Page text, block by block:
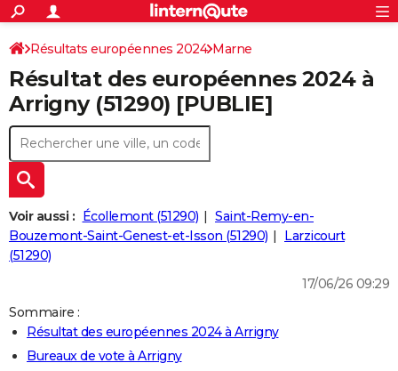
ACTUALITÉS
Politique
Société
Faits Divers
Education
Monde
Villes
+
SPORT
Coupe du monde 2026
Football
Tennis
Cyclisme
Rugby
Forum
CULTURE
Programme TV
TNT
Streaming
Cinéma
Sorties cinéma
Musique
+
FINANCE
Retraite
Impôts
Epargne
Immobilier
Risques naturels par ville
Banque
Assurance
Crédit
AUTO
Essais
Réserver un essai
Citadines
Berlines
SUV
Forum auto
+
HIGH-TECH
Mobiles
Meilleur smartphone
Internet
Ordinateurs
Jeux vidéo
Guide high-tech
+
BRICOLAGE
Guides de France
Escapades
Patrimoine
Expositions
Musées
Week-end nature
+
LIFESTYLE
SANTE
S'inscrire
Connexion
Résultats européennes 2024 Marne
Résultat des européennes 2024 à
Arrigny (51290) [PUBLIE]
Voir aussi : Écollemont (51290)
Saint-Remy-en-
Bouzemont-Saint-Genest-et-Isson (51290)
Larzicourt
(51290)
17/06/26 09:29
Sommaire :
Résultat des européennes 2024 à Arrigny
Bureaux de vote à Arrigny